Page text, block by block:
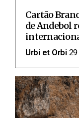
Cartão
de Andebol
Urbi et Orbi 29